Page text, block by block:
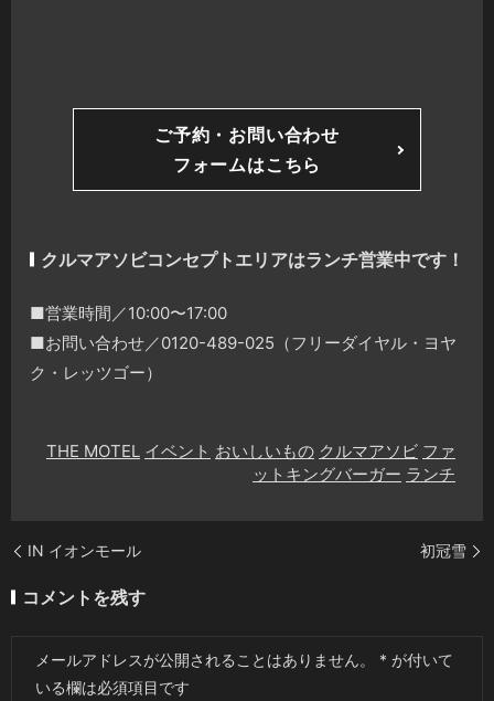
ご予約・お問い合わせ
フォームはこちら
クルマアソビコンセプトエリアはランチ営業中です！
■営業時間／10:00〜17:00
■お問い合わせ／0120-489-025（フリーダイヤル・ヨヤ
ク・レッツゴー）
THE MOTEL イベント おいしいもの クルマアソビ ファ
ットキングバーガー ランチ
IN イオンモール 初冠雪
コメントを残す
メールアドレスが公開されることはありません。 * が付いて
いる欄は必須項目です